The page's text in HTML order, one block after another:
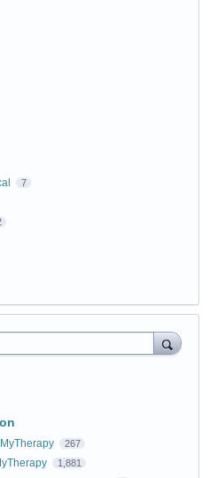
7
267
1,881